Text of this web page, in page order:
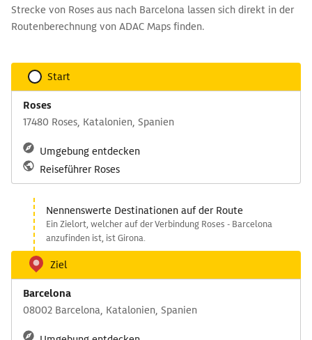
Strecke von Roses aus nach Barcelona lassen sich direkt in der
Routenberechnung von ADAC Maps finden.
Start
Roses
17480 Roses, Katalonien, Spanien
Umgebung entdecken
Reiseführer Roses
Nennenswerte Destinationen auf der Route
Ein Zielort, welcher auf der Verbindung Roses - Barcelona
anzufinden ist, ist Girona.
Ziel
Barcelona
08002 Barcelona, Katalonien, Spanien